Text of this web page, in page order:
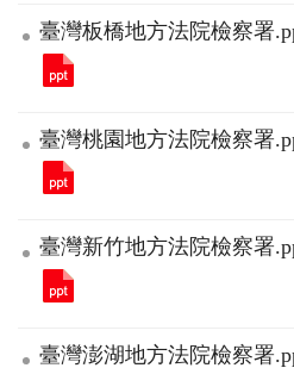
臺灣板橋地方法院檢察署
臺灣桃園地方法院檢察署
臺灣新竹地方法院檢察署
臺灣澎湖地方法院檢察署